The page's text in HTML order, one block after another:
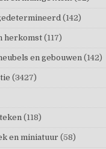
(142)
herkomst (117)
en gebouwen (142)
(3427)
(118)
en miniatuur (58)